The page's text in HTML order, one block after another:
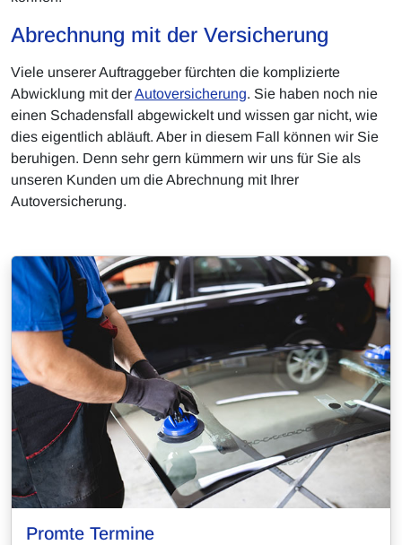
Abrechnung mit der Versicherung
Viele unserer Auftraggeber fürchten die komplizierte
Abwicklung mit derAutoversicherung. Sie haben noch nie
einen Schadensfall abgewickelt und wissen gar nicht, wie
dies eigentlich abläuft. Aber in diesem Fall können wir Sie
beruhigen. Denn sehr gern kümmern wir uns für Sie als
unseren Kunden um die Abrechnung mit Ihrer
Autoversicherung.
Promte Termine